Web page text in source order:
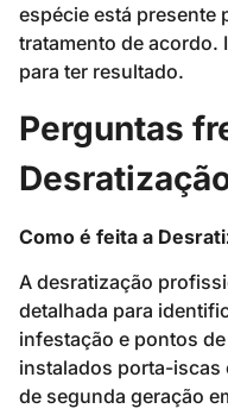
espécie está presente
tratamento de acordo.
para ter resultado.
Perguntas
Como é feita a
A desratização
detalhada para
infestação e pontos
instalados porta-iscas
de segunda geração